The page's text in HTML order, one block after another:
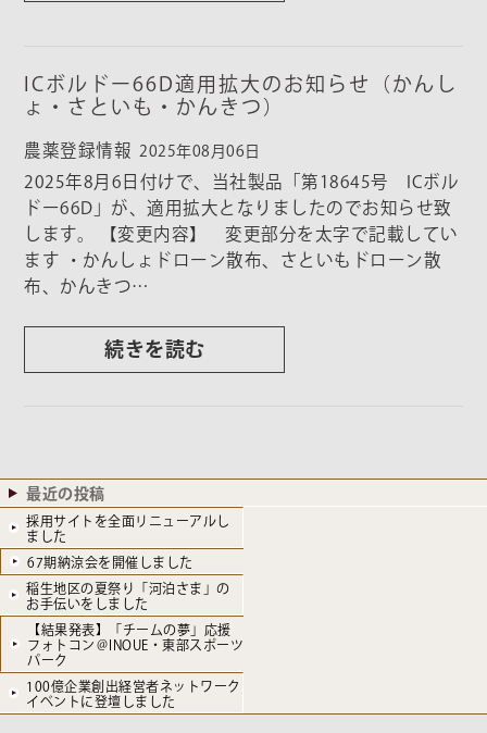
ICボルドー66D適用拡大のお知らせ（かんし
ょ・さといも・かんきつ）
農薬登録情報 2025年08月06日
2025年8月6日付けで、当社製品「第18645号 ICボル
ドー66D」が、適用拡大となりましたのでお知らせ致
します。 【変更内容】 変更部分を太字で記載してい
ます ・かんしょドローン散布、さといもドローン散
布、かんきつ…
続きを読む
最近の投稿
採用サイトを全面リニューアルし
ました
67期納涼会を開催しました
稲生地区の夏祭り「河泊さま」の
お手伝いをしました
【結果発表】「チームの夢」応援
フォトコン＠INOUE・東部スポーツ
パーク
100億企業創出経営者ネットワーク
イベントに登壇しました